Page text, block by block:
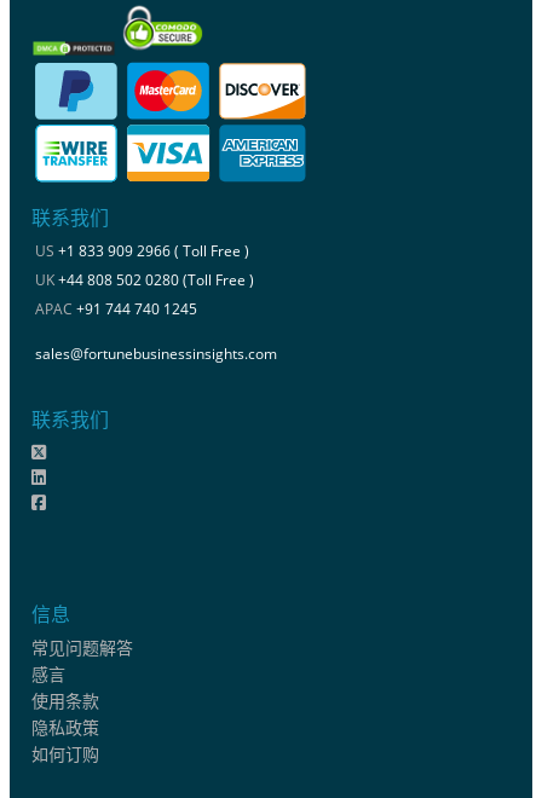
联系我们
US +1 833 909 2966 ( Toll Free )
UK+44 808 502 0280 (Toll Free )
APAC +91 744 740 1245
sales@fortunebusinessinsights.com
联系我们
信息
常见问题解答
感言
使用条款
隐私政策
如何订购